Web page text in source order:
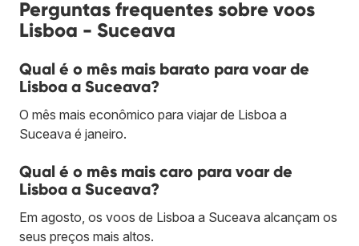
Perguntas frequentes sobre voos
Lisboa - Suceava
Qual é o mês mais barato para voar de
Lisboa a Suceava?
O mês mais econômico para viajar de Lisboa a
Suceava é janeiro.
Qual é o mês mais caro para voar de
Lisboa a Suceava?
Em agosto, os voos de Lisboa a Suceava alcançam os
seus preços mais altos.